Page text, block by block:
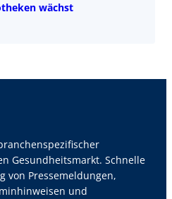
wächst
Gesundheitsmarkt. Schnelle
von Pressemeldungen,
und